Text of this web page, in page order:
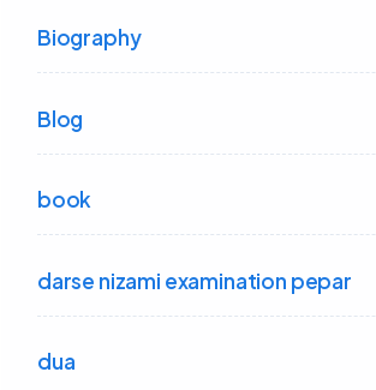
Biography
Blog
book
darse nizami examination pepar
dua